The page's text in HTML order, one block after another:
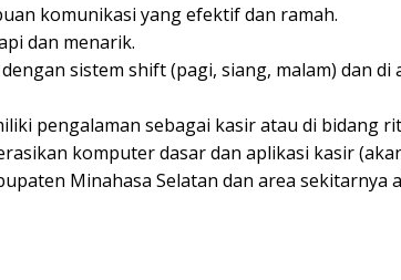
komunikasi yang efektif dan ramah.
dan menarik.
sistem shift (pagi, siang, malam) dan
pengalaman sebagai kasir atau di bidang
komputer dasar dan aplikasi kasir
Minahasa Selatan dan area sekitarnya